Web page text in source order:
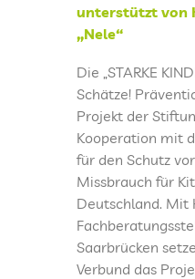
IMPRESSUM
DATENSCHUTZ
KINDERLAND
CAMPUS I
CAMPUS II
unterstützt von
„Nele“
Die „STARKE
Schätze!
Projekt der
Kooperation mit
für den Schutz
Missbrauch für
Deutschland. Mit
Saarbrücken
Verbund das